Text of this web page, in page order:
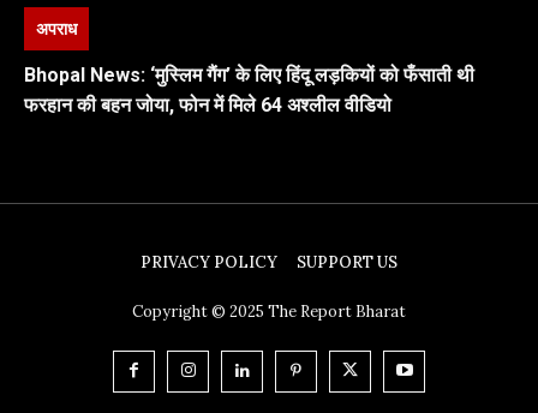
अपराध
Bhopal News: ‘मुस्लिम गैंग’ के लिए हिंदू लड़कियों को फँसाती थी
फरहान की बहन जोया, फोन में मिले 64 अश्लील वीडियो
PRIVACY POLICY SUPPORT US
Copyright © 2025 The Report Bharat